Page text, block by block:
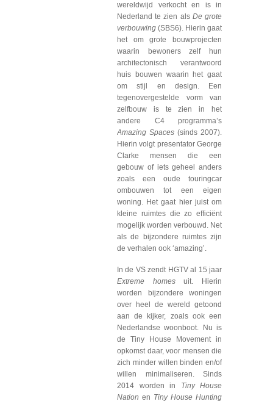
wereldwijd verkocht en is in
Nederland te zien als De grote
verbouwing (SBS6). Hierin gaat
het om grote bouwprojecten
waarin bewoners zelf hun
architectonisch verantwoord
huis bouwen waarin het gaat
om stijl en design. Een
tegenovergestelde vorm van
zelfbouw is te zien in het
andere C4 programma’s
Amazing Spaces (sinds 2007).
Hierin volgt presentator George
Clarke mensen die een
gebouw of iets geheel anders
zoals een oude touringcar
ombouwen tot een eigen
woning. Het gaat hier juist om
kleine ruimtes die zo efficiënt
mogelijk worden verbouwd. Net
als de bijzondere ruimtes zijn
de verhalen ook ‘amazing’.
In de VS zendt HGTV al 15 jaar
Extreme homesuit. Hierin
worden bijzondere woningen
over heel de wereld getoond
aan de kijker, zoals ook een
Nederlandse woonboot. Nu is
de Tiny House Movement in
opkomst daar, voor mensen die
zich minder willen binden en/of
willen minimaliseren. Sinds
2014 worden in
Tiny House
Nation en Tiny House Hunting